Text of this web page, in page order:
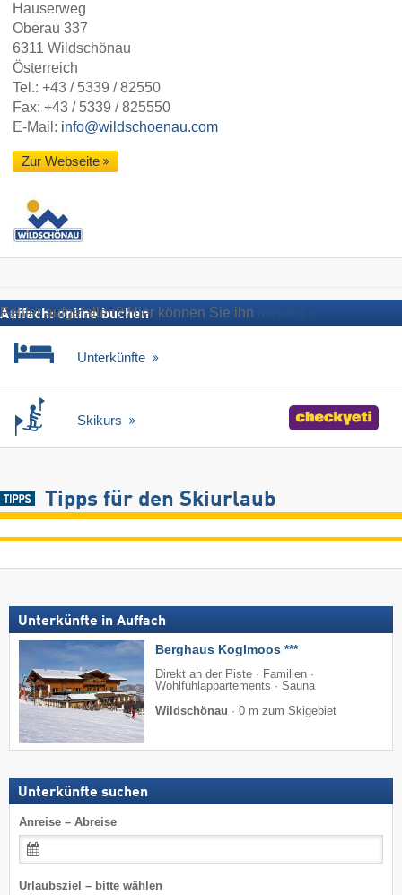
Hauserweg
Oberau 337
6311 Wildschönau
Österreich
Tel.: +43 / 5339 / 82550
Fax: +43 / 5339 / 825550
E-Mail: info@wildschoenau.com
Zur Webseite
Fehler aufgefallen? Hier können Sie ihn
Auffach: online buchen
Unterkünfte
Skikurs
Tipps für den Skiurlaub
Unterkünfte in Auffach
Berghaus Koglmoos ***
Direkt an der Piste · Familien ·
Wohlfühlappartements · Sauna
Wildschönau · 0 m zum Skigebiet
Unterkünfte suchen
Anreise – Abreise
Urlaubsziel – bitte wählen